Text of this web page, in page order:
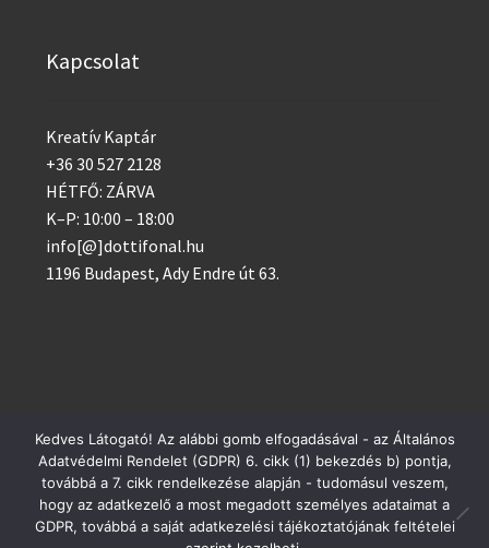
Postai csomagküldés szerdánként, GLS minden nap!
Bezárás
Kapcsolat
Kreatív Kaptár
+36 30 527 2128
HÉTFŐ: ZÁRVA
K–P: 10:00 – 18:00
info[@]dottifonal.hu
1196 Budapest, Ady Endre út 63.
© 2014 - 2023 Kreatív Kaptár
Adatvédelem
Kedves Látogató! Az alábbi gomb elfogadásával - az Általános
Adatvédelmi Rendelet (GDPR) 6. cikk (1) bekezdés b) pontja,
továbbá a 7. cikk rendelkezése alapján - tudomásul veszem,
hogy az adatkezelő a most megadott személyes adataimat a
GDPR, továbbá a saját adatkezelési tájékoztatójának feltételei